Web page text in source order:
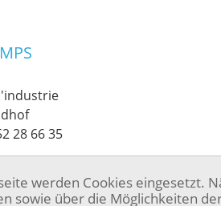
werden Cookies eingesetzt.
sowie über die Möglichkeiten
28 66 35